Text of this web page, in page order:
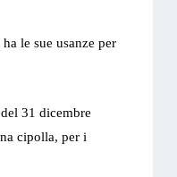
le sue usanze per
31 dicembre
cipolla, per i